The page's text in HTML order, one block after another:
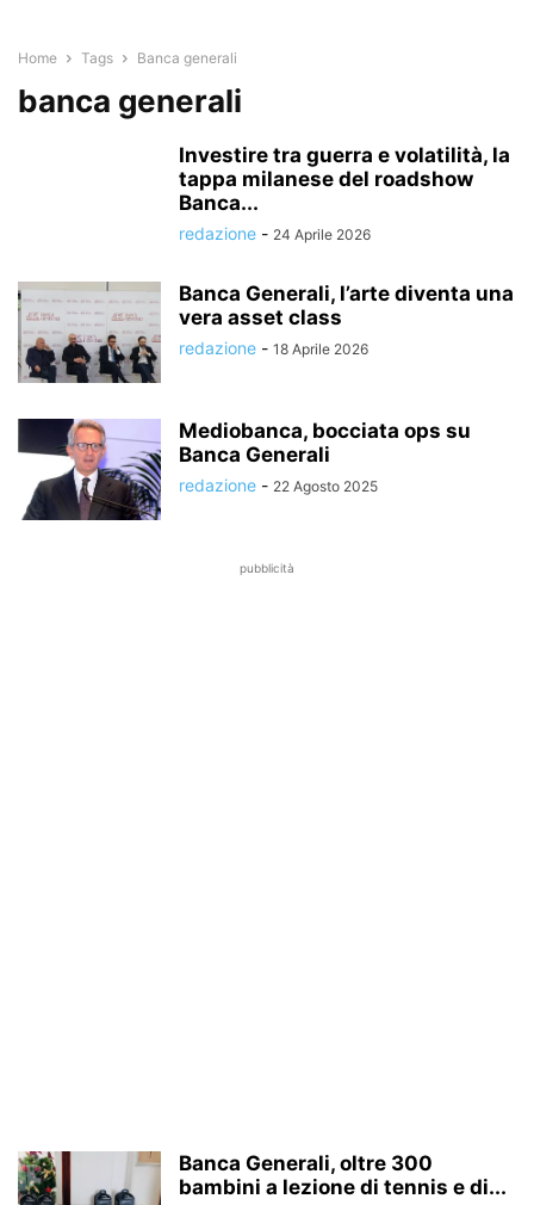
Home Tags Banca generali
banca generali
Investire tra guerra e volatilità, la
tappa milanese del roadshow
Banca...
redazione - 24 Aprile 2026
Banca Generali, l’arte diventa una
vera asset class
redazione - 18 Aprile 2026
Mediobanca, bocciata ops su
Banca Generali
redazione - 22 Agosto 2025
pubblicità
Banca Generali, oltre 300
bambini a lezione di tennis e di...